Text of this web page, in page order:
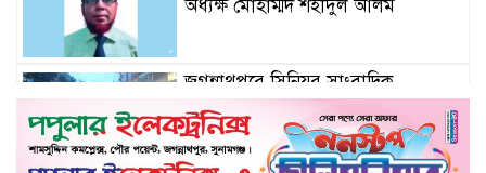
অধ্যক্ষ মোহাম্মদ শহীদুল আলম
জগন্নাথপুরে সিনিয়র সাংবাদিক
সানোয়ার হাসান সুনুকে নিয়ে কুরুচিপূর্ণ
মন্তব্যের প্রতিবাদে বিক্ষোভ মিছিল ও
প্রতিবাদ সভা